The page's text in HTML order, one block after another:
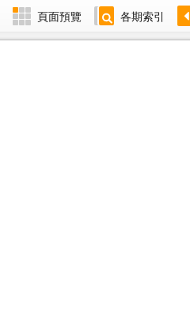
頁面預覽 各期索引